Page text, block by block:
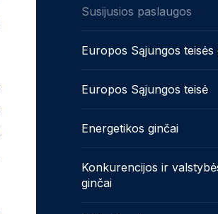
Susijusios paslaugos
Europos Sąjungos teisės
Europos Sąjungos teisė
Energetikos ginčai
Konkurencijos ir
ginčai